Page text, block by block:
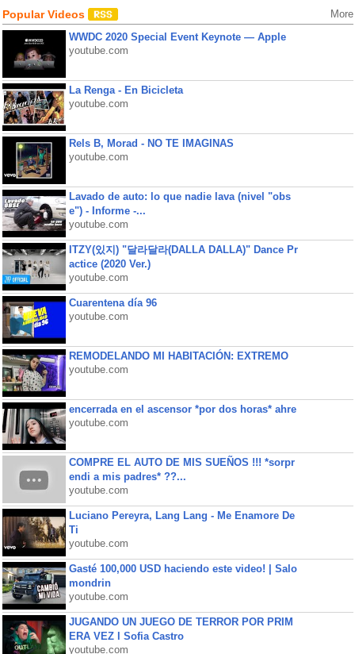
Popular Videos More
WWDC 2020 Special Event Keynote — Apple
youtube.com
La Renga - En Bicicleta
youtube.com
Rels B, Morad - NO TE IMAGINAS
youtube.com
Lavado de auto: lo que nadie lava (nivel "obs
e") - Informe -...
youtube.com
ITZY(있지) "달라달라(DALLA DALLA)" Dance Pr
actice (2020 Ver.)
youtube.com
Cuarentena día 96
youtube.com
REMODELANDO MI HABITACIÓN: EXTREMO
youtube.com
encerrada en el ascensor *por dos horas* ahre
youtube.com
COMPRE EL AUTO DE MIS SUEÑOS !!! *sorpr
endi a mis padres* ??...
youtube.com
Luciano Pereyra, Lang Lang - Me Enamore De
Ti
youtube.com
Gasté 100,000 USD haciendo este video! | Salo
mondrin
youtube.com
JUGANDO UN JUEGO DE TERROR POR PRIM
ERA VEZ l Sofia Castro
youtube.com